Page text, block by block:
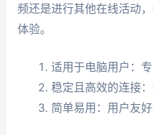
频还是进行其他在线活动
体验。
适用于电脑用户：
稳定且高效的连接
简单易用：用户友好